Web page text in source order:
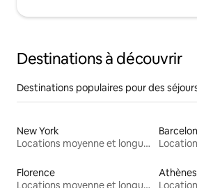
Destinations à découvrir
Destinations populaires pour des
New York
Locations moyenne et longue durée
Florence
Locations moyenne et longue durée
Athènes